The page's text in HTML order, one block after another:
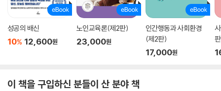
성공의 배신
10% 12,600원
노인교육론(제2판)
23,000원
인간행동과 사회환경
(제2판)
17,000원
이 책을 구입하신 분들이 산 분야 책